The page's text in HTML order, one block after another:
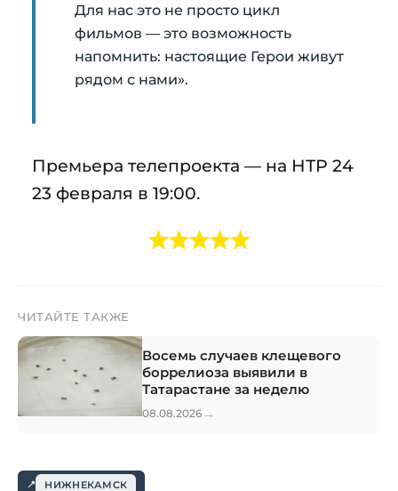
Для нас это не просто цикл
фильмов — это возможность
напомнить: настоящие Герои живут
рядом с нами».
Премьера телепроекта — на НТР 24
23 февраля в 19:00.
ЧИТАЙТЕ ТАКЖЕ
Восемь случаев клещевого
боррелиоза выявили в
Татарастане за неделю
08.08.2026 →
НИЖНЕКАМСК